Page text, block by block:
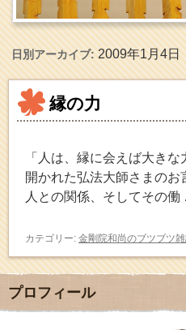
日別アーカイブ:2009年1月4日
縁の力
「人は、縁に会えば大き
開かれた弘法大師さまのお
人との関係、そしてその
カテゴリー: 金剛院和尚のブツブツ
プロフィール